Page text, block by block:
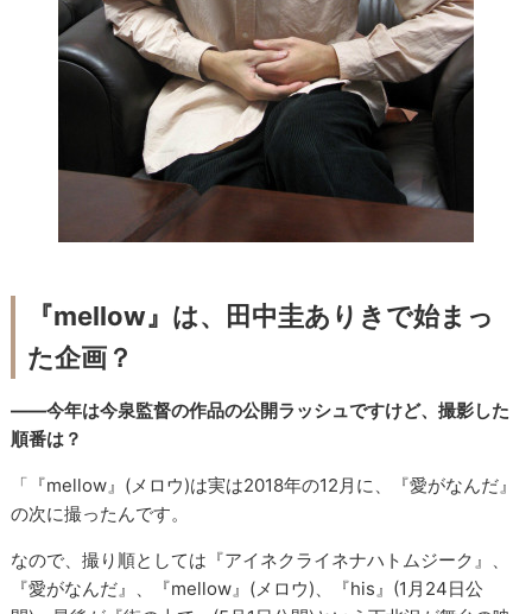
『mellow』は、田中圭ありきで始まっ
た企画？
――今年は今泉監督の作品の公開ラッシュですけど、撮影した
順番は？
「『mellow』(メロウ)は実は2018年の12月に、『愛がなんだ』
の次に撮ったんです。
なので、撮り順としては『アイネクライネナハトムジーク』、
『愛がなんだ』、『mellow』(メロウ)、『his』(1月24日公